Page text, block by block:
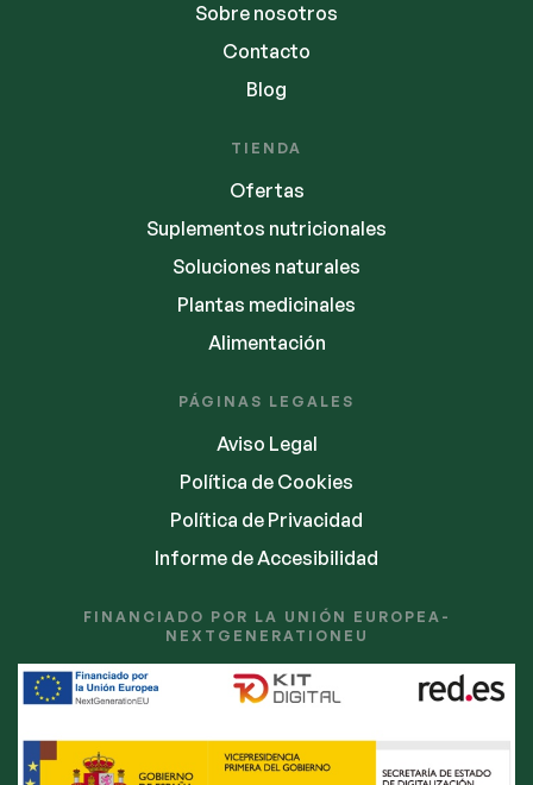
Sobre nosotros
Contacto
Blog
TIENDA
Ofertas
Suplementos nutricionales
Soluciones naturales
Plantas medicinales
Alimentación
PÁGINAS LEGALES
Aviso Legal
Política de Cookies
Política de Privacidad
Informe de Accesibilidad
FINANCIADO POR LA UNIÓN EUROPEA-
NEXTGENERATIONEU